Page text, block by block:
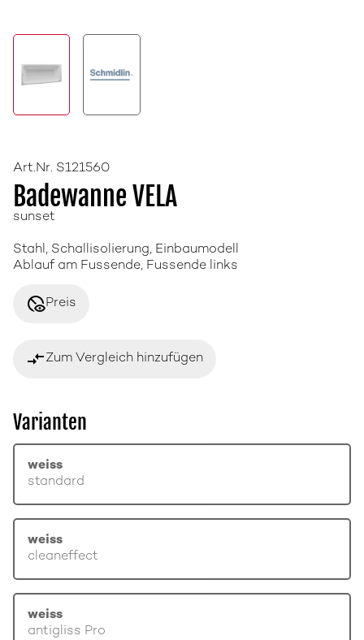
Art.Nr. S121560
Badewanne VELA
sunset
Stahl, Schallisolierung, Einbaumodell
Ablauf am Fussende, Fussende links
disabled_visiblePreis
compare_arrowsZum Vergleich hinzufügen
Varianten
weiss
standard
weiss
cleaneffect
weiss
antigliss Pro